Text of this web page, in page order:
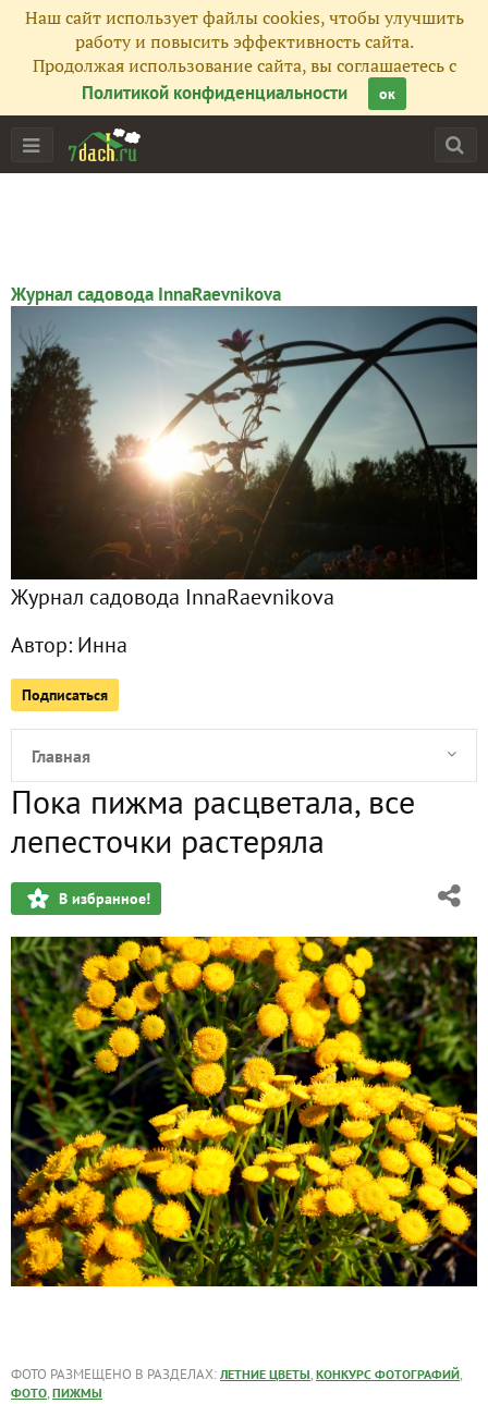
Наш сайт использует файлы cookies, чтобы улучшить
работу и повысить эффективность сайта.
Продолжая использование сайта, вы соглашаетесь с
Политикой конфиденциальности
ок
Журнал садовода InnaRaevnikova
Журнал садовода InnaRaevnikova
Автор: Инна
Подписаться
Главная
Подписчики
Фото
Сейчас обсуждают
Пока пижма расцветала, все
лепесточки растеряла
В избранное!
ФОТО РАЗМЕЩЕНО В РАЗДЕЛАХ: ЛЕТНИЕ ЦВЕТЫ, КОНКУРС ФОТОГРАФИЙ,
ФОТО, ПИЖМЫ